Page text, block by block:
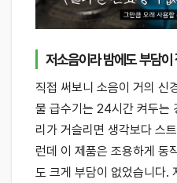
저소음이라 밤에도 부담이
직접 써보니 소음이 거의 신
물 급수기는 24시간 켜두는
리가 거슬리면 생각보다 스
런데 이 제품은 조용하게 동
도 크게 부담이 없었습니다.